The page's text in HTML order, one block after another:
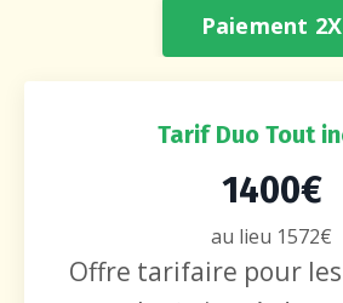
Paiement 2X
Tarif Duo Tout
1400€
au lieu 1572€
Offre tarifaire pour